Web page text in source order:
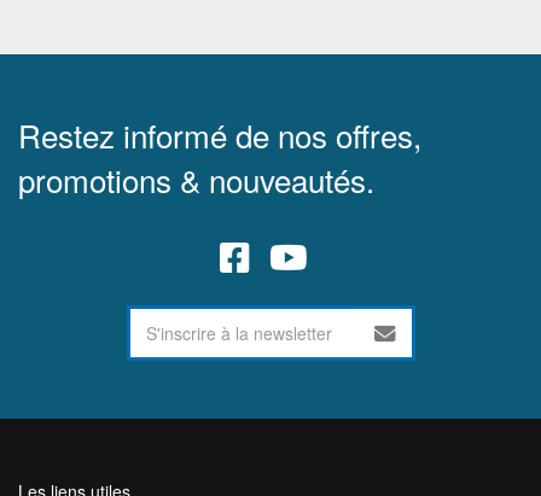
Restez informé de nos offres,
promotions & nouveautés.
Les liens utiles